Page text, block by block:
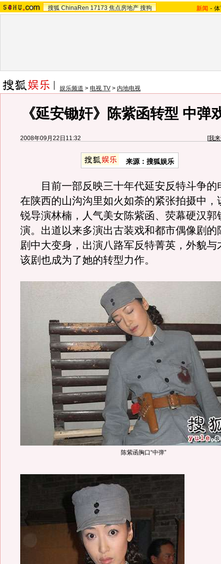
搜狐 ChinaRen 17173 焦点房地产 搜狗 新闻 -
娱乐频道 > 电视 TV > 内地电视
《延安锄奸》陈紫函转型 中弹
2008年09月22日11:32 [我
来源：搜狐娱乐
目前一部反映三十年代延安反特斗争的
在陕西的山沟沟里如火如荼的紧张拍摄中，
锐导演林楠，人气美女陈紫函、荧幕硬汉郭
演。出道以来多演出古装戏和都市偶像剧的
剧中大变身，出演八路军反特菁英，外貌与
该剧也成为了她的转型力作。
陈紫函胸口“中弹”